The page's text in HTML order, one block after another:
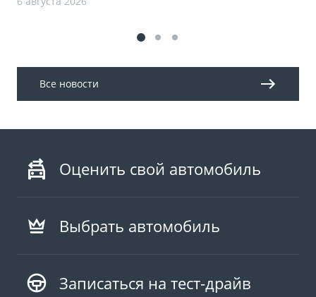
Все новости
Оценить свой автомобиль
Выбрать автомобиль
Записаться на тест-драйв